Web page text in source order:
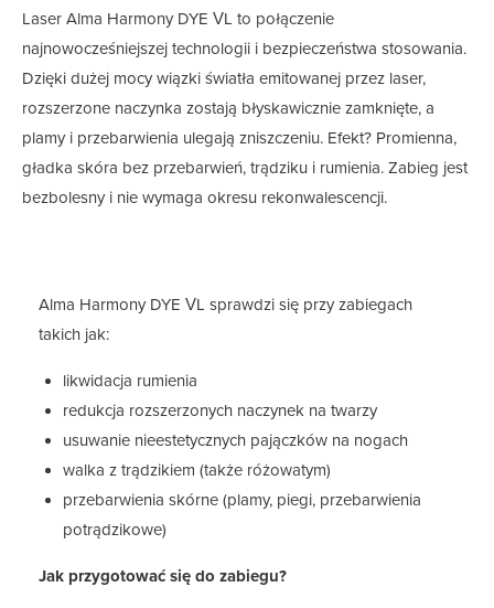
Laser Alma Harmony DYE VL to połączenie
najnowocześniejszej technologii i bezpieczeństwa stosowania.
Dzięki dużej mocy wiązki światła emitowanej przez laser,
rozszerzone naczynka zostają błyskawicznie zamknięte, a
plamy i przebarwienia ulegają zniszczeniu. Efekt? Promienna,
gładka skóra bez przebarwień, trądziku i rumienia. Zabieg jest
bezbolesny i nie wymaga okresu rekonwalescencji.
Alma Harmony DYE VL sprawdzi się przy zabiegach
takich jak:
likwidacja rumienia
redukcja rozszerzonych naczynek na twarzy
usuwanie nieestetycznych pajączków na nogach
walka z trądzikiem (także różowatym)
przebarwienia skórne (plamy, piegi, przebarwienia
potrądzikowe)
Jak przygotować się do zabiegu?